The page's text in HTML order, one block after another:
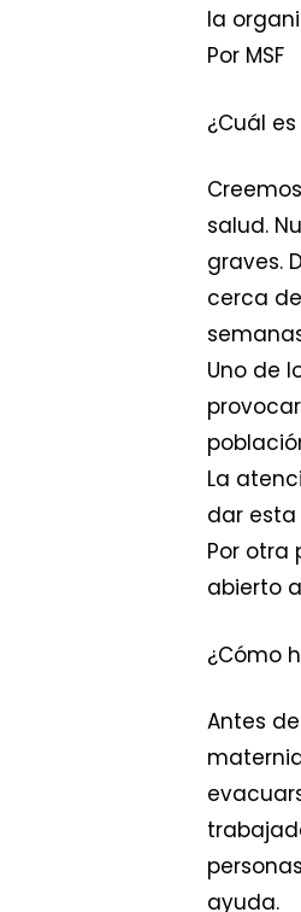
la
Por MSF
¿Cuál
salud.
graves.
cerca
Uno de
La
dar
Por otra
abierto
¿Cómo
Antes
ayuda.